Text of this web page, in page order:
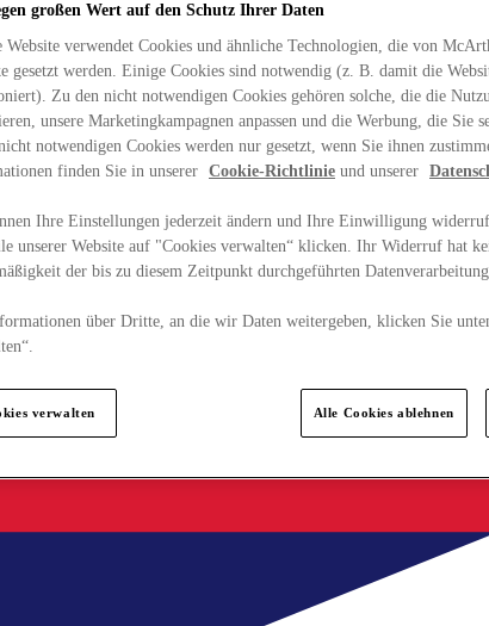
großen Wert auf den Schutz Ihrer Daten
Website verwendet Cookies und ähnliche Technologien, die von
gesetzt werden. Einige Cookies sind notwendig (z. B. damit die
Zu den nicht notwendigen Cookies gehören solche, die die
unsere Marketingkampagnen anpassen und die Werbung, die Sie
notwendigen Cookies werden nur gesetzt, wenn Sie ihnen
finden Sie in unserer
Cookie-Richtlinie und unserer
Ihre Einstellungen jederzeit ändern und Ihre Einwilligung
unserer Website auf "Cookies verwalten“ klicken. Ihr Widerruf hat
der bis zu diesem Zeitpunkt durchgeführten
über Dritte, an die wir Daten weitergeben, klicken Sie
verwalten Alle Cookies ablehnen